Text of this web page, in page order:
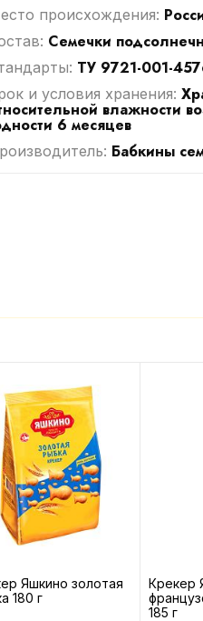
происхождения:
Семечки
ТУ 9721-001-
и условия хранения:
влажности
6 месяцев
Бабкины
Яшкино золотая
180 г
Крекер
185 г